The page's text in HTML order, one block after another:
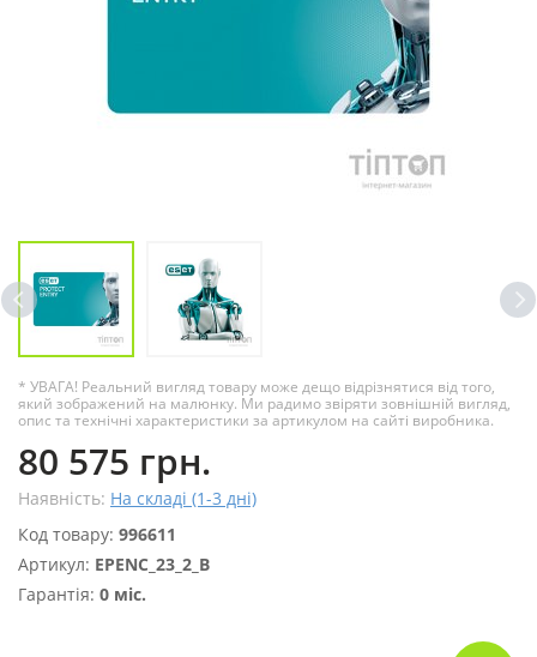
* УВАГА! Реальний вигляд товару може дещо відрізнятися від того,
який зображений на малюнку. Ми радимо звіряти зовнішній вигляд,
опис та технічні характеристики за артикулом на сайті виробника.
80 575 грн.
Наявність: На складі (1-3 дні)
Код товару: 996611
Артикул: EPENC_23_2_B
Гарантія: 0 міс.